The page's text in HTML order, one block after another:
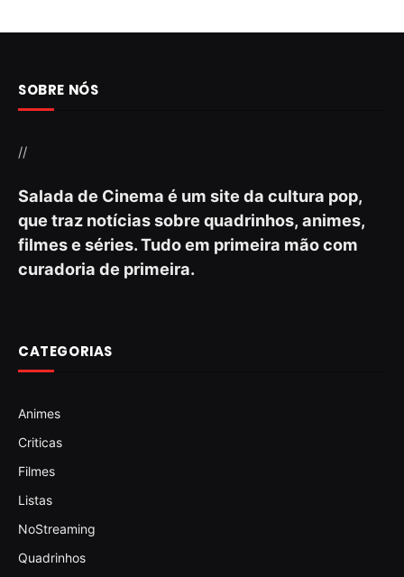
SOBRE NÓS
//
Salada de Cinema é um site da cultura pop,
que traz notícias sobre quadrinhos, animes,
filmes e séries. Tudo em primeira mão com
curadoria de primeira.
CATEGORIAS
Animes
Criticas
Filmes
Listas
NoStreaming
Quadrinhos